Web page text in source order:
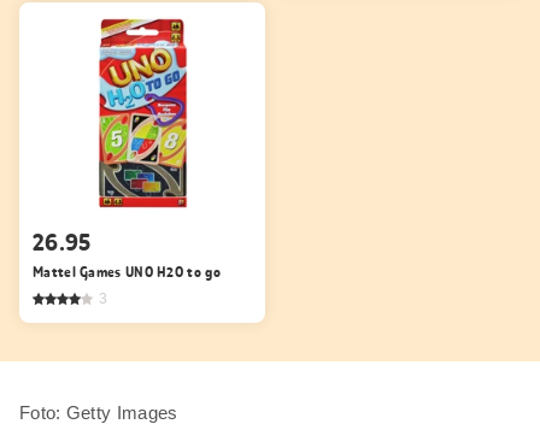
26.95
Mattel Games UNO H2O to go
3
Foto: Getty Images